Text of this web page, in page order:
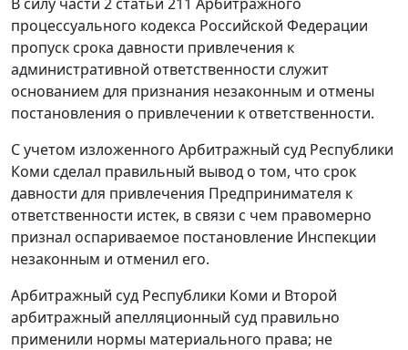
процессуального кодекса Российской Федерации
пропуск срока давности привлечения к
административной ответственности служит
основанием для признания незаконным и отмены
постановления о привлечении к ответственности.
С учетом изложенного Арбитражный суд Республики
Коми сделал правильный вывод о том, что срок
давности для привлечения Предпринимателя к
ответственности истек, в связи с чем правомерно
признал оспариваемое постановление Инспекции
незаконным и отменил его.
Арбитражный суд Республики Коми и Второй
арбитражный апелляционный суд правильно
применили нормы материального права; не